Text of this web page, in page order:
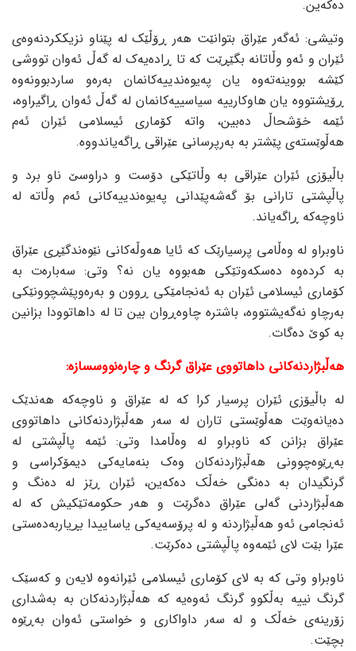
دەکەین.
وتیشی: ئەگەر عێراق بتوانێت هەر ڕۆڵێک لە پێناو نزیککردنەوەی
ئێران و ئەو وڵاتانە بگێڕێت کە تا ڕادەیەک لە گەڵ ئەوان تووشی
کێشە بووینەتەوە یان پەیوەندییەکانمان بەرەو ساردبوونەوە
ڕۆیشتووە یان هاوکارییە سیاسییەکانمان لە گەڵ ئەوان ڕاگیراوە،
ئێمە خۆشحاڵ دەبین، واتە کۆماری ئیسلامی ئێران ئەم
هەڵوێستەی پێشتر بە بەرپرسانی عێراقی ڕاگەیاندووە.
باڵیۆزی ئێران عێراقی بە وڵاتێکی دۆست و دراوسێ ناو برد و
پاڵپشتی تارانی بۆ گەشەپێدانی پەیوەندییەکانی ئەم وڵاتە لە
ناوچەکە ڕاگەیاند.
ناوبراو لە وەڵامی پرسیارێک کە ئایا هەوڵەکانی نێوەندگێڕی عێراق
بە کردەوە دەسکەوتێکی هەبووە یان نە؟ وتی: سەبارەت بە
کۆماری ئیسلامی ئێران بە ئەنجامێکی ڕوون و بەرەوپێشچوونێکی
بەرچاو نەگەیشتووە، باشترە چاوەڕوان بین تا لە داهاتوودا بزانین
بە کوێ دەگات.
هەڵبژاردنەکانی داهاتووی عێراق گرنگ و چارەنووسسازە:
لە باڵیۆزی ئێران پرسیار کرا کە لە عێراق و ناوچەکە هەندێک
دەیانەوێت هەڵوێستی تاران لە سەر هەڵبژاردنەکانی داهاتووی
عێراق بزانن کە ناوبراو لە وەڵامدا وتی: ئێمە پاڵپشتی لە
بەڕێوەچوونی هەڵبژاردنەکان وەک بنەمایەکی دیمۆکراسی و
گرنگیدان بە دەنگی خەڵک دەکەین، ئێران ڕێز لە دەنگ و
هەڵبژاردنی گەلی عێراق دەگرێت و هەر حکومەتێکیش کە لە
ئەنجامی ئەو هەڵبژاردنە و لە پرۆسەیەکی یاساییدا بڕیاربەدەستی
عێرا بێت لای ئێمەوە پاڵپشتی دەکرێت.
ناوبراو وتی کە بە لای کۆماری ئیسلامی ئێرانەوە لایەن و کەسێک
گرنگ نییە بەڵکوو گرنگ ئەوەیە کە هەڵبژاردنەکان بە بەشداری
زۆرینەی خەڵک و لە سەر داواکاری و خواستی ئەوان بەڕێوە
بچێت.